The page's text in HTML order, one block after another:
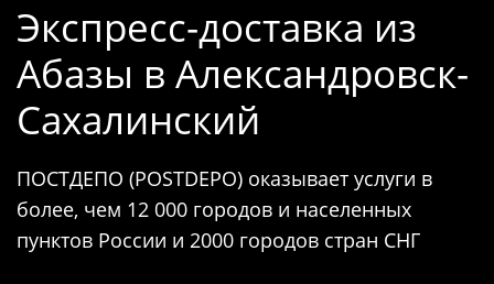
Экспресс-доставка из
Абазы в Александровск-
Сахалинский
ПОСТДЕПО (POSTDEPO) оказывает услуги в
более, чем 12 000 городов и населенных
пунктов России и 2000 городов стран СНГ